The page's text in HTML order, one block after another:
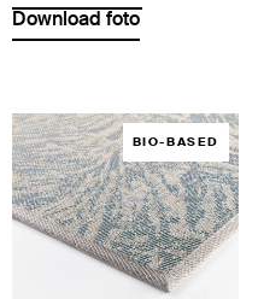
Download foto
BIO-BASED